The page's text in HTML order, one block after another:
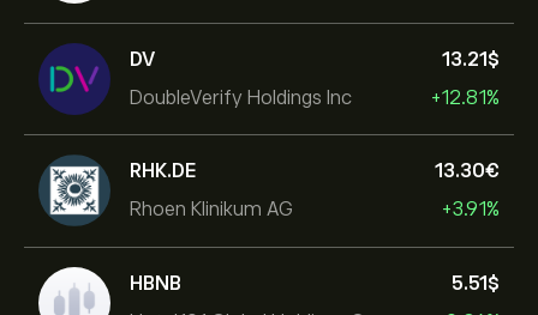
DV
DoubleVerify Holdings Inc
13.21‎$‎
+12.81%
RHK.DE
Rhoen Klinikum AG
13.30‎€‎
+3.91%
HBNB
5.51‎$‎